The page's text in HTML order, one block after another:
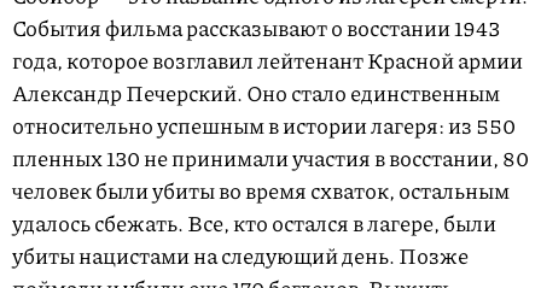
События фильма рассказывают о восстании 1943
года, которое возглавил лейтенант Красной армии
Александр Печерский. Оно стало единственным
относительно успешным в истории лагеря: из 550
пленных 130 не принимали участия в восстании, 80
человек были убиты во время схваток, остальным
удалось сбежать. Все, кто остался в лагере, были
убиты нацистами на следующий день. Позже